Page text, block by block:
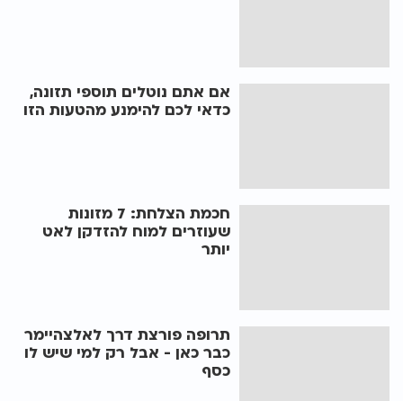
אם אתם נוטלים תוספי תזונה,
כדאי לכם להימנע מהטעות הזו
חכמת הצלחת: 7 מזונות
שעוזרים למוח להזדקן לאט
יותר
תרופה פורצת דרך לאלצהיימר
כבר כאן - אבל רק למי שיש לו
כסף